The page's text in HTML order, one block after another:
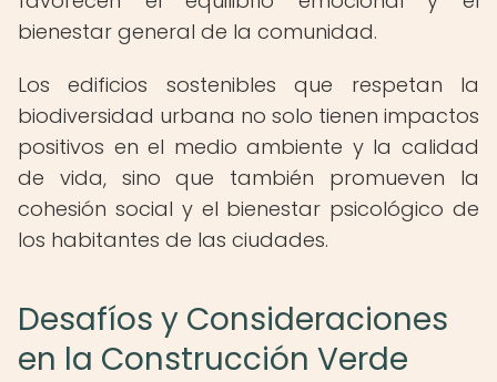
bienestar general de la comunidad.
Los edificios sostenibles que respetan la
biodiversidad urbana no solo tienen impactos
positivos en el medio ambiente y la calidad
de vida, sino que también promueven la
cohesión social y el bienestar psicológico de
los habitantes de las ciudades.
Desafíos y Consideraciones
en la Construcción Verde